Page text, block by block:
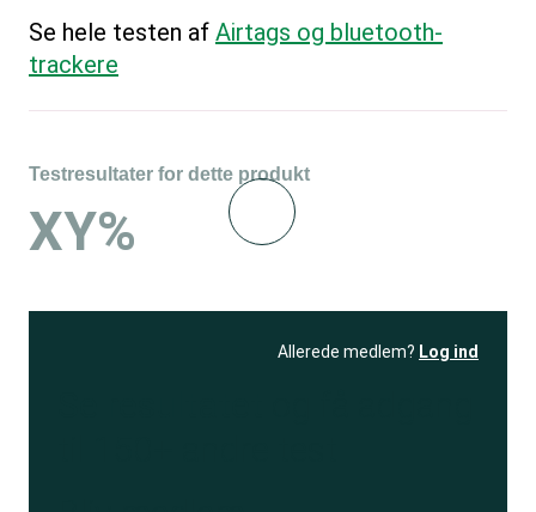
Se hele testen af Airtags og bluetooth-
trackere
Testresultater for dette produkt
XY%
Allerede medlem? Log ind